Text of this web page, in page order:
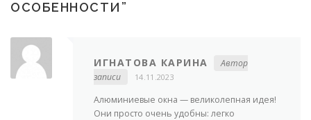
ОСОБЕННОСТИ ”
ИГНАТОВА КАРИНА
Автор
записи
14.11.2023
Алюминиевые окна — великолепная идея!
Они просто очень удобны: легко